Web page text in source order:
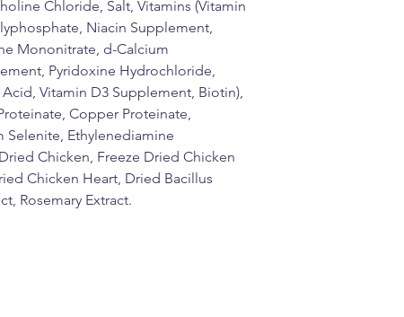
Chloride, Salt, Vitamins (Vitamin
Niacin Supplement,
Mononitrate, d-Calcium
Pyridoxine Hydrochloride,
Vitamin D3 Supplement, Biotin),
Copper Proteinate,
Selenite, Ethylenediamine
Chicken, Freeze Dried Chicken
Chicken Heart, Dried Bacillus
Rosemary Extract.